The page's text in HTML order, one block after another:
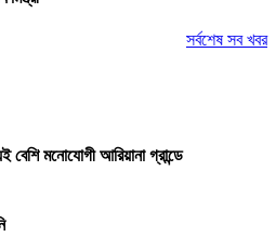
সর্বশেষ সব খবর
মনোযোগী আরিয়ানা গ্রান্ডে